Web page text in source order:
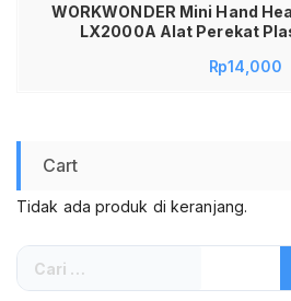
WORKWONDER Mini Hand
LX2000A Alat Perekat
Segel Plastik Kemasan
Rp14,000
Cart
Tidak ada produk di keranjang.
Cari
untuk: